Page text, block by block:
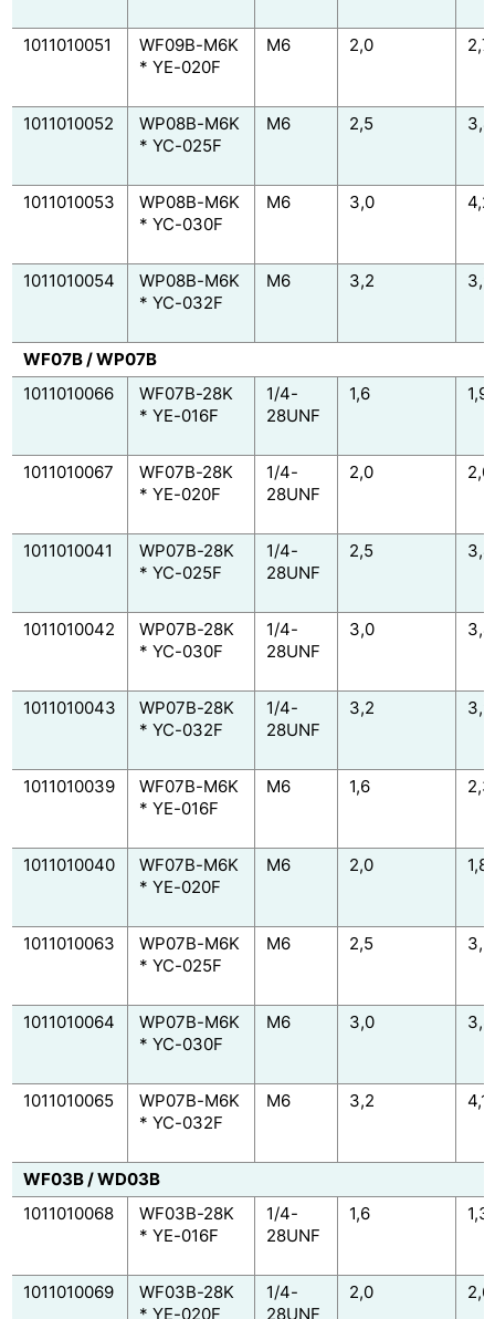
1011010051
WF09B-M6K
* YE-020F
M6 2,0
1011010052
WP08B-M6K
* YC-025F
M6 2,5
1011010053
WP08B-M6K
* YC-030F
M6 3,0
1011010054
WP08B-M6K
* YC-032F
M6 3,2
WF07B / WP07B
1011010066
WF07B-28K
* YE-016F
1/4-
28UNF
1,6
1011010067
WF07B-28K
* YE-020F
1/4-
28UNF
2,0
1011010041
WP07B-28K
* YC-025F
1/4-
28UNF
2,5
1011010042
WP07B-28K
* YC-030F
1/4-
28UNF
3,0
1011010043
WP07B-28K
* YC-032F
1/4-
28UNF
3,2
1011010039
WF07B-M6K
* YE-016F
M6 1,6
1011010040
WF07B-M6K
* YE-020F
M6 2,0
1011010063
WP07B-M6K
* YC-025F
M6 2,5
1011010064
WP07B-M6K
* YC-030F
M6 3,0
1011010065
WP07B-M6K
* YC-032F
M6 3,2
WF03B / WD03B
1011010068
WF03B-28K
* YE-016F
1/4-
28UNF
1,6
1011010069
WF03B-28K
* YE-020F
1/4-
28UNF
2,0